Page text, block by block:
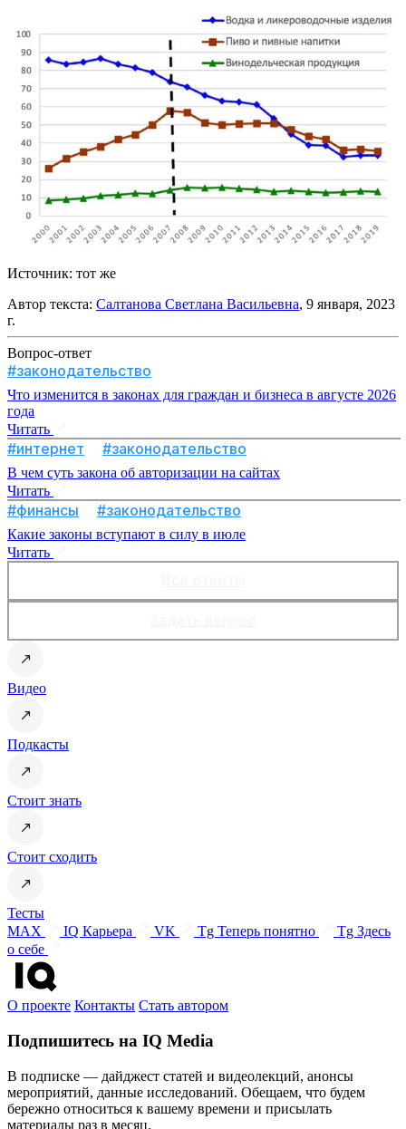
Источник: тот же
Автор текста: Салтанова Светлана Васильевна, 9 января, 2023
г.
Вопрос-ответ
#законодательство
Что изменится в законах для граждан и бизнеса в августе 2026
года
Читать
#интернет #законодательство
В чем суть закона об авторизации на сайтах
Читать
#финансы #законодательство
Какие законы вступают в силу в июле
Читать
Видео
Подкасты
Стоит знать
Стоит сходить
Тесты
MAX
IQ Карьера VK Tg Теперь понятно
Tg Здесь
о себе
О проекте Контакты Стать автором
Подпишитесь на IQ Media
В подписке — дайджест статей и видеолекций, анонсы
мероприятий, данные исследований. Обещаем, что будем
бережно относиться к вашему времени и присылать
материалы раз в месяц.